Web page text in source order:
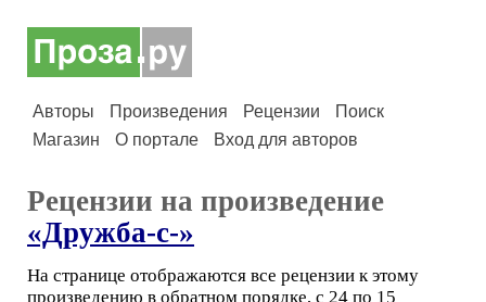
Авторы Произведения Рецензии
Поиск
Магазин
О портале Вход для авторов
Рецензии на произведение
«Дружба-с-»
На странице отображаются все рецензии к этому
произведению в обратном порядке, с 24 по 15